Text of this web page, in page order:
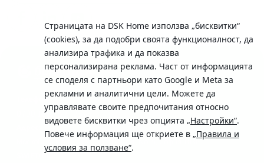
Страницата на DSK Home използва „бисквитки“
(cookies), за да подобри своята функционалност, да
анализира трафика и да показва
персонализирана реклама. Част от информацията
се споделя с партньори като Google и Meta за
рекламни и аналитични цели. Можете да
управлявате своите предпочитания относно
видовете бисквитки чрез опцията „Настройки“.
Повече информация ще откриете в „Правила и
условия за ползване“.
Телефон:
0700 10 375 / *2375
Московска No.19 / ул. Г. Бенковски No. 5, София 1036
SWIFT/BIC: